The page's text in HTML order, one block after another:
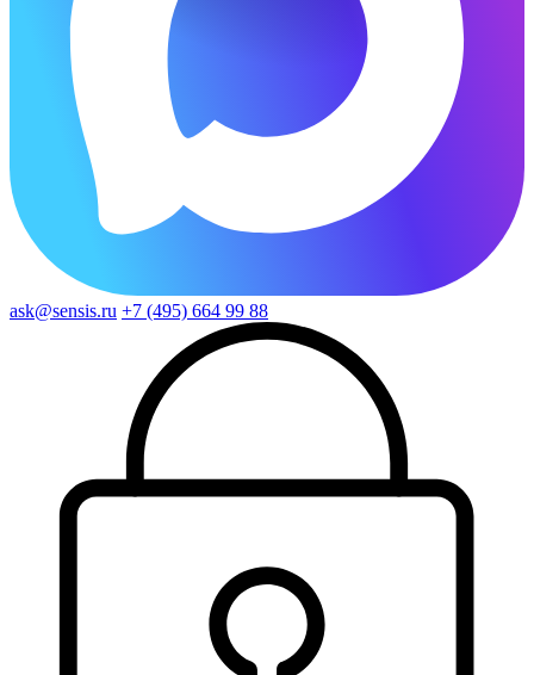
ask@sensis.ru +7 (495) 664 99 88